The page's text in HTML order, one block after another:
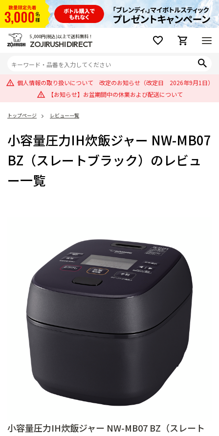
5,000円(税込)以上で送料無料！
ZOJIRUSHI DIRECT
個人情報の取り扱いについて 改定のお知らせ（改定日 2026年9月1日）
【お知らせ】お盆期間中の休業および配送について
トップページ レビュー一覧
小容量圧力IH炊飯ジャー NW-MB07
BZ（スレートブラック）のレビュ
ー一覧
小容量圧力IH炊飯ジャー NW-MB07 BZ（スレート